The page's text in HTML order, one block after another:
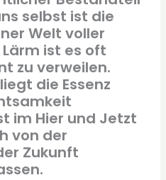
selbst ist die
Welt voller
ist es oft
zu verweilen.
die Essenz
im Hier und Jetzt
von der
Zukunft